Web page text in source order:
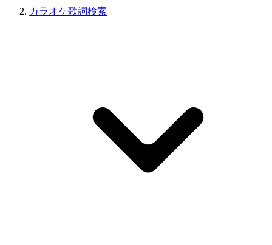
カラオケ歌詞検索